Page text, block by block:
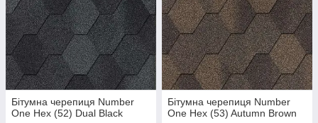
Бітумна черепиця Number
One Hex (52) Dual Black
Бітумна черепиця Number
One Hex (53) Autumn Brown